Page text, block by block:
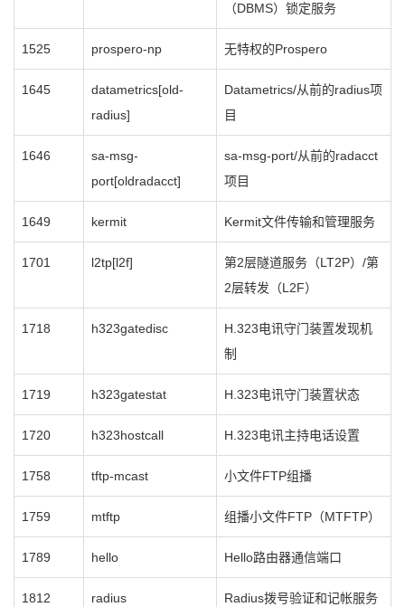
（DBMS）锁定服务
1525 prospero-np 无特权的Prospero
1645
datametrics[old-
radius]
Datametrics/从前的radius项
目
1646
sa-msg-
port[oldradacct]
sa-msg-port/从前的radacct
项目
1649 kermit Kermit文件传输和管理服务
1701 l2tp[l2f]
第2层隧道服务（LT2P）/第
2层转发（L2F）
1718 h323gatedisc
H.323电讯守门装置发现机
制
1719 h323gatestat H.323电讯守门装置状态
1720 h323hostcall H.323电讯主持电话设置
1758 tftp-mcast 小文件FTP组播
1759 mtftp 组播小文件FTP（MTFTP）
1789 hello Hello路由器通信端口
1812 radius Radius拨号验证和记帐服务